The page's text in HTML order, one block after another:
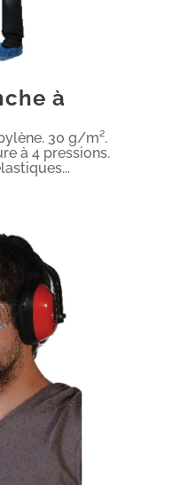
à
30 g/m².
à 4 pressions.